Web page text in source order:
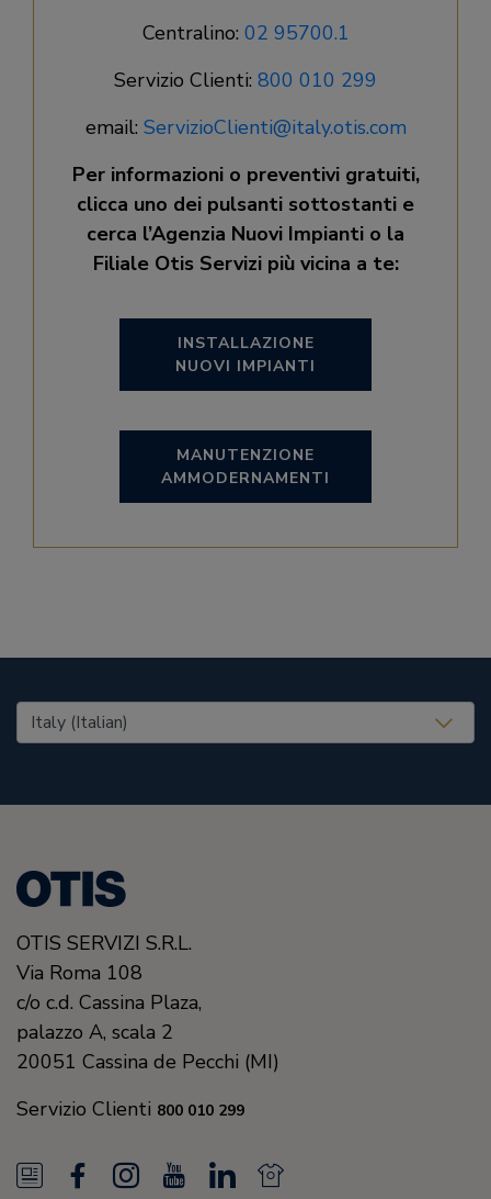
Centralino: 02 95700.1
Servizio Clienti: 800 010 299
email: ServizioClienti@italy.otis.com
Per informazioni o preventivi gratuiti,
clicca uno dei pulsanti sottostanti e
cerca l’Agenzia Nuovi Impianti o la
Filiale Otis Servizi più vicina a te:
INSTALLAZIONE
NUOVI IMPIANTI
MANUTENZIONE
AMMODERNAMENTI
United States (EN)
OTIS SERVIZI S.R.L.
Via Roma 108
c/o c.d. Cassina Plaza,
palazzo A, scala 2
20051 Cassina de Pecchi (MI)
Servizio Clienti 800 010 299
N I L N